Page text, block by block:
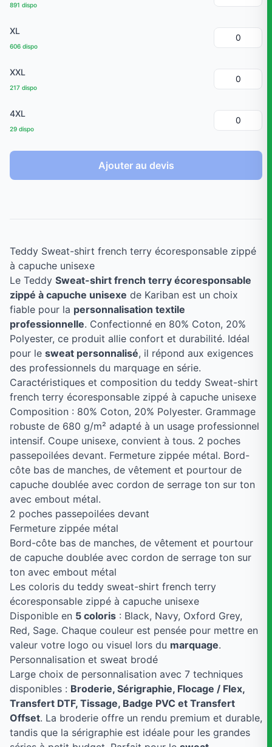
891 dispo
XL
606 dispo
XXL
217 dispo
4XL
29 dispo
Ajouter au devis
Teddy Sweat-shirt french terry écoresponsable zippé
à capuche unisexe
Le Teddy Sweat-shirt french terry écoresponsable
zippé à capuche unisexe de Kariban est un choix
fiable pour la personnalisation textile
professionnelle. Confectionné en 80% Coton, 20%
Polyester, ce produit allie confort et durabilité. Idéal
pour le sweat personnalisé, il répond aux exigences
des professionnels du marquage en série.
Caractéristiques et composition du teddy Sweat-shirt
french terry écoresponsable zippé à capuche unisexe
Composition : 80% Coton, 20% Polyester. Grammage
robuste de 680 g/m² adapté à un usage professionnel
intensif. Coupe unisexe, convient à tous. 2 poches
passepoilées devant. Fermeture zippée métal. Bord-
côte bas de manches, de vêtement et pourtour de
capuche doublée avec cordon de serrage ton sur ton
avec embout métal.
2 poches passepoilées devant
Fermeture zippée métal
Bord-côte bas de manches, de vêtement et pourtour
de capuche doublée avec cordon de serrage ton sur
ton avec embout métal
Les coloris du teddy sweat-shirt french terry
écoresponsable zippé à capuche unisexe
Disponible en 5 coloris : Black, Navy, Oxford Grey,
Red, Sage. Chaque couleur est pensée pour mettre en
valeur votre logo ou visuel lors du marquage.
Personnalisation et sweat brodé
Large choix de personnalisation avec 7 techniques
disponibles : Broderie, Sérigraphie, Flocage / Flex,
Transfert DTF, Tissage, Badge PVC et Transfert
Offset. La broderie offre un rendu premium et durable,
tandis que la sérigraphie est idéale pour les grandes